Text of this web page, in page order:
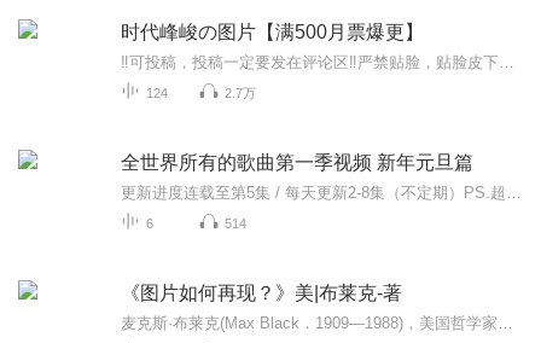
时代峰峻の图片【满500月票爆更】
124 2.7万
全世界所有的歌曲第一季视频 新年元旦篇
6 514
《图片如何再现？》美|布莱克-著